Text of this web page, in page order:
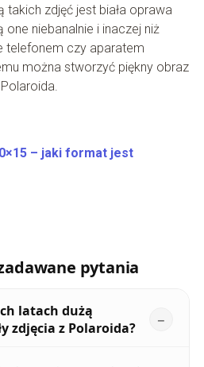
takich zdjęć jest biała oprawa
one niebanalnie i inaczej niż
telefonem czy aparatem
można stworzyć piękny obraz
– jaki format jest
pytania
latach dużą
zdjęcia z Polaroida?